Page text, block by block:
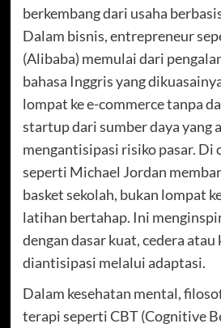
berkembang dari usaha
Dalam bisnis, entrepreneur
(Alibaba) memulai dari
bahasa Inggris yang
lompat ke e-commerce tanpa
startup dari sumber daya yang
mengantisipasi risiko pasar. Di
seperti Michael Jordan
basket sekolah, bukan lompat
latihan bertahap. Ini
dengan dasar kuat, cedera atau
diantisipasi melalui adaptasi.
Dalam kesehatan mental,
terapi seperti CBT (Cognitive